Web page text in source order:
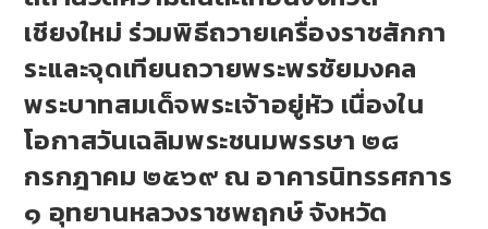
เชียงใหม่ ร่วมพิธีถวายเครื่องราชสักกา
ระและจุดเทียนถวายพระพรชัยมงคล
พระบาทสมเด็จพระเจ้าอยู่หัว เนื่องใน
โอกาสวันเฉลิมพระชนมพรรษา ๒๘
กรกฎาคม ๒๕๖๙ ณ อาคารนิทรรศการ
๑ อุทยานหลวงราชพฤกษ์ จังหวัด